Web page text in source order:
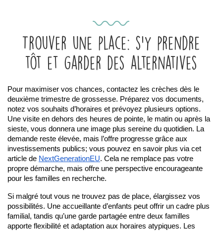
Trouver une place: s’y prendre
tôt et garder des alternatives
Pour maximiser vos chances, contactez les crèches dès le
deuxième trimestre de grossesse. Préparez vos documents,
notez vos souhaits d’horaires et prévoyez plusieurs options.
Une visite en dehors des heures de pointe, le matin ou après la
sieste, vous donnera une image plus sereine du quotidien. La
demande reste élevée, mais l’offre progresse grâce aux
investissements publics; vous pouvez en savoir plus via cet
article de NextGenerationEU. Cela ne remplace pas votre
propre démarche, mais offre une perspective encourageante
pour les familles en recherche.
Si malgré tout vous ne trouvez pas de place, élargissez vos
possibilités. Une accueillante d’enfants peut offrir un cadre plus
familial, tandis qu’une garde partagée entre deux familles
apporte flexibilité et adaptation aux horaires atypiques. Les